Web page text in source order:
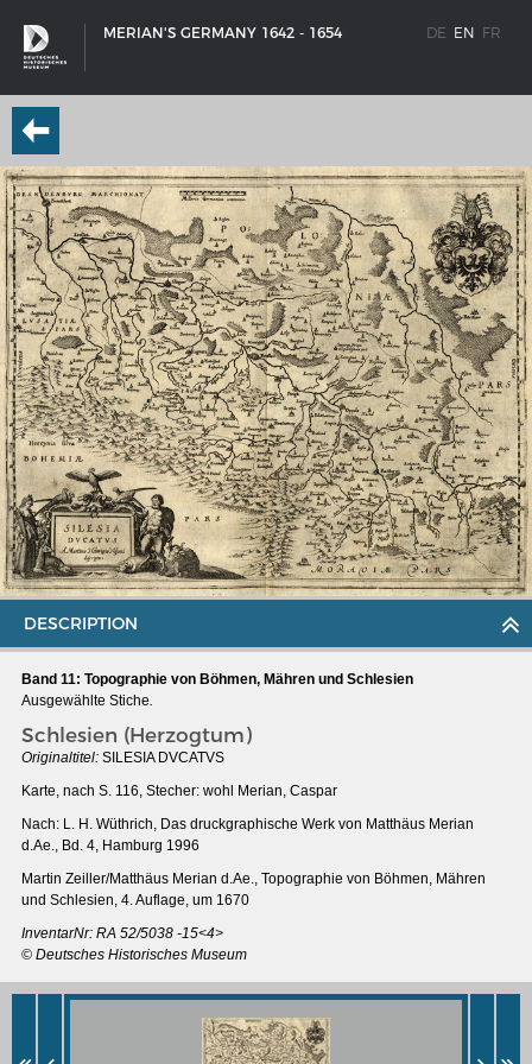
MERIAN'S GERMANY 1642 - 1654 DE EN FR
SHIP TYPES
Milestones in the history of European shipbuilding
MERIAN'S GERMANY 1642 - 1654
Interaktive Karte
Image gallery
DESCRIPTION
Band 11: Topographie von Böhmen, Mähren und Schlesien
Ausgewählte Stiche.
Schlesien (Herzogtum)
Originaltitel: SILESIA DVCATVS
Karte, nach S. 116, Stecher: wohl Merian, Caspar
Nach: L. H. Wüthrich, Das druckgraphische Werk von Matthäus Merian
d.Ae., Bd. 4, Hamburg 1996
Martin Zeiller/Matthäus Merian d.Ae., Topographie von Böhmen, Mähren
und Schlesien, 4. Auflage, um 1670
InventarNr: RA 52/5038 -15<4>
© Deutsches Historisches Museum